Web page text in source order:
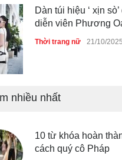
Dàn túi hiệu ‘ xịn
diễn viên Phương
Thời trang nữ 21/10/2025
Mẫu áo khoác đẹp
nhiều nhất
10 từ khóa hoàn
cách quý cô Pháp